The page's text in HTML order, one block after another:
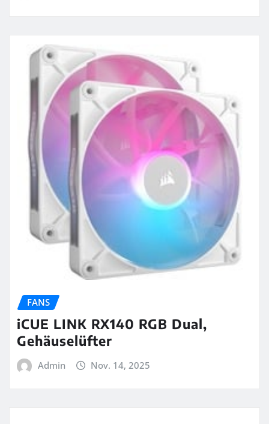
FANS
iCUE LINK RX140 RGB Dual,
Gehäuselüfter
Admin Nov. 14, 2025